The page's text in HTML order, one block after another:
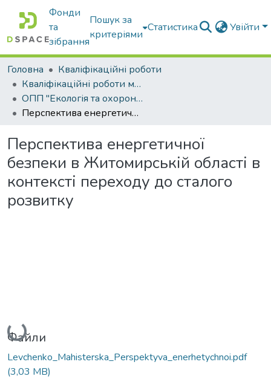
Фонди
та
зібрання
Пошук за
критеріями
Статистика Увійти
Головна
Кваліфікаційні роботи
Кваліфікаційні роботи магістрів
ОПП "Екологія та охорона навколишнього середовища"
Перспектива енергетичної безпеки в Житомирській області в контексті переходу до сталого розвитку
Перспектива енергетичної
безпеки в Житомирській області в
контексті переходу до сталого
розвитку
Вантажиться...
Файли
Levchenko_Мahisterska_Perspektyva_enerhetychnoi.pdf
(3,03 MB)